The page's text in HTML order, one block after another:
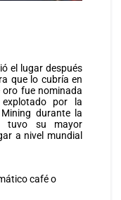
el lugar después
que lo cubría en
oro fue nominada
por la
durante la
tuvo su mayor
a nivel mundial
café o